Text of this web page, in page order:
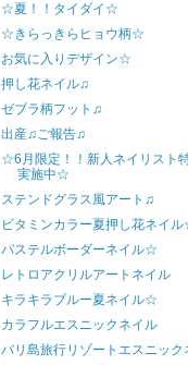
☆夏！！タイダイ☆
☆きらっきらヒョウ柄☆
お気に入りデザイン☆
押し花ネイル♫
ゼブラ柄フット♫
出産♫ご報告♫
☆6月限定！！新人ネイリスト
実施中☆
ステンドグラス風アート♫
ビタミンカラー夏押し花ネイ
パステルボーダーネイル☆
レトロアクリルアートネイル
キラキラブルー夏ネイル☆
カラフルエスニックネイル
バリ島旅行リゾートエスニック